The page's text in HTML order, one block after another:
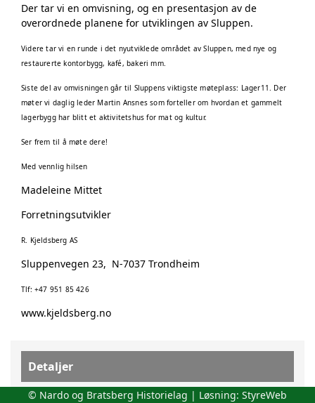
Der tar vi en omvisning, og en presentasjon av de
overordnede planene for utviklingen av Sluppen.
Videre tar vi en runde i det nyutviklede området av Sluppen, med nye og
restaurerte kontorbygg, kafé, bakeri mm.
Siste del av omvisningen går til Sluppens viktigste møteplass: Lager11. Der
møter vi daglig leder Martin Ansnes som forteller om hvordan et gammelt
lagerbygg har blitt et aktivitetshus for mat og kultur.
Ser frem til å møte dere!
Med vennlig hilsen
Madeleine Mittet
Forretningsutvikler
R. Kjeldsberg AS
Sluppenvegen 23, N-7037 Trondheim
Tlf: +47 951 85 426
www.kjeldsberg.no
Detaljer
Dato
© Nardo og Bratsberg Historielag | Løsning: StyreWeb